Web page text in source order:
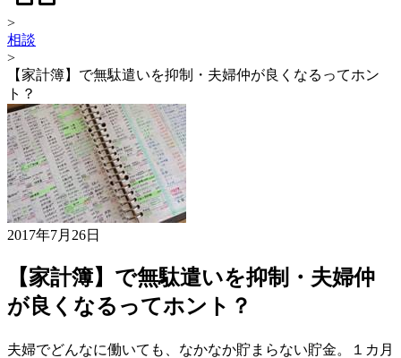
>
相談
>
【家計簿】で無駄遣いを抑制・夫婦仲が良くなるってホン
ト？
2017年7月26日
【家計簿】で無駄遣いを抑制・夫婦仲
が良くなるってホント？
夫婦でどんなに働いても、なかなか貯まらない貯金。１カ月